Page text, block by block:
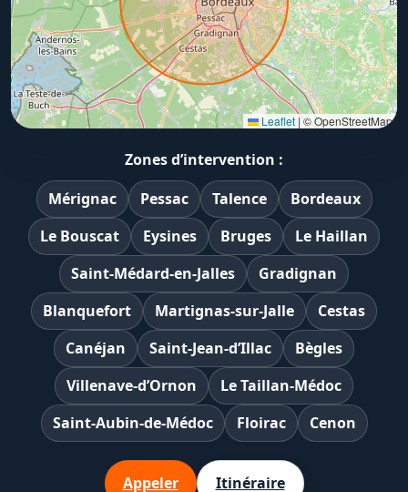
Leaflet |© OpenStreetMap
Zones d’intervention :
Mérignac
Pessac Talence
Bordeaux
Le Bouscat
Eysines Bruges
Le Haillan
Saint-Médard-en-Jalles
Gradignan
Blanquefort
Martignas-sur-Jalle
Cestas
Canéjan
Saint-Jean-d’Illac
Bègles
Villenave-d’Ornon
Le Taillan-Médoc
Saint-Aubin-de-Médoc
Floirac Cenon
Appeler Itinéraire